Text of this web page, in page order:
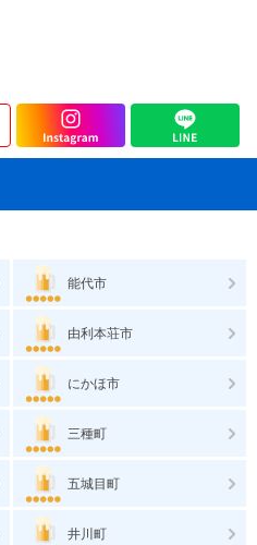
能代市
由利本荘市
にかほ市
三種町
五城目町
井川町